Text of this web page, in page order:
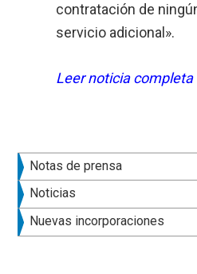
contratación de
servicio adicional».
Leer noticia completa
Barra
lateral
principal
Notas de prensa
Noticias
Nuevas incorporaciones